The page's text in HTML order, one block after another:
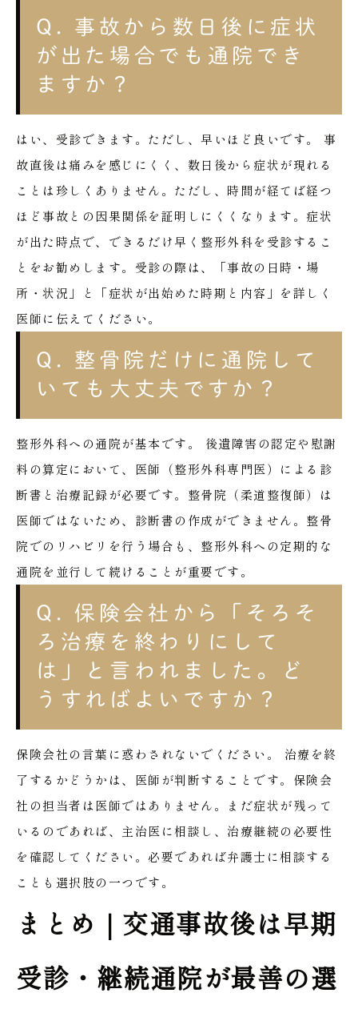
Q. 事故から数日後に症状
が出た場合でも通院でき
ますか？
はい、受診できます。ただし、早いほど良いです。
事
故直後は痛みを感じにくく、数日後から症状が現れる
ことは珍しくありません。ただし、時間が経てば経つ
ほど事故との因果関係を証明しにくくなります。症状
が出た時点で、できるだけ早く整形外科を受診するこ
とをお勧めします。受診の際は、「事故の日時・場
所・状況」と「症状が出始めた時期と内容」を詳しく
医師に伝えてください。
Q. 整骨院だけに通院して
いても大丈夫ですか？
整形外科への通院が基本です。
後遺障害の認定や慰謝
料の算定において、医師（整形外科専門医）による診
断書と治療記録が必要です。整骨院（柔道整復師）は
医師ではないため、診断書の作成ができません。整骨
院でのリハビリを行う場合も、整形外科への定期的な
通院を並行して続けることが重要です。
Q. 保険会社から「そろそ
ろ治療を終わりにして
は」と言われました。ど
うすればよいですか？
保険会社の言葉に惑わされないでください。
治療を終
了するかどうかは、医師が判断することです。保険会
社の担当者は医師ではありません。まだ症状が残って
いるのであれば、主治医に相談し、治療継続の必要性
を確認してください。必要であれば弁護士に相談する
ことも選択肢の一つです。
まとめ｜交通事故後は早期
受診・継続通院が最善の選